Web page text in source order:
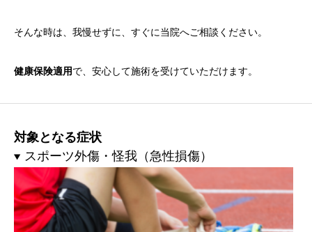
そんな時は、我慢せずに、すぐに当院へご相談ください。
健康保険適用で、安心して施術を受けていただけます。
対象となる症状
スポーツ外傷・怪我（急性損傷）